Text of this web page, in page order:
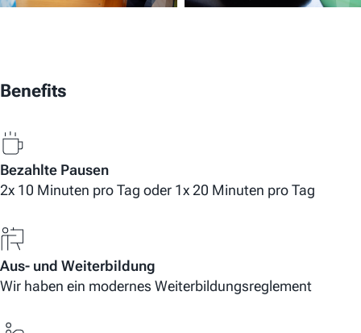
Benefits
Bezahlte Pausen
2x 10 Minuten pro Tag oder 1x 20 Minuten pro Tag
Aus- und Weiterbildung
Wir haben ein modernes Weiterbildungsreglement